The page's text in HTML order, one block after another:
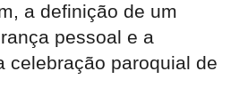
a definição de um
pessoal e a
celebração paroquial de